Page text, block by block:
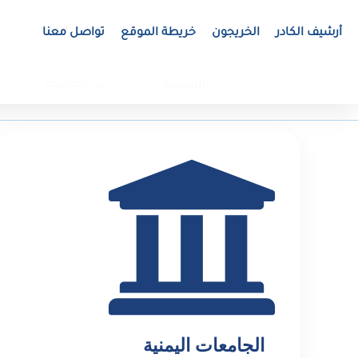
أرشيف الكادر الخريجون خريطة الموقع تواصل معنا
الجامعات اليمنية